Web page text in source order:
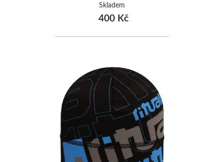
Skladem
400 Kč